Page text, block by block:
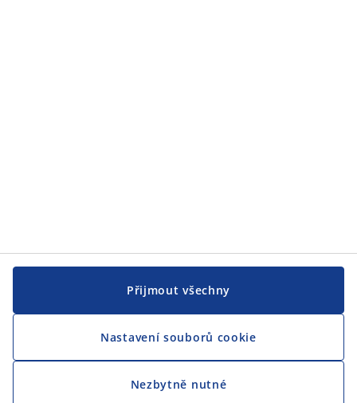
Přijmout všechny
Nastavení souborů cookie
Nezbytně nutné